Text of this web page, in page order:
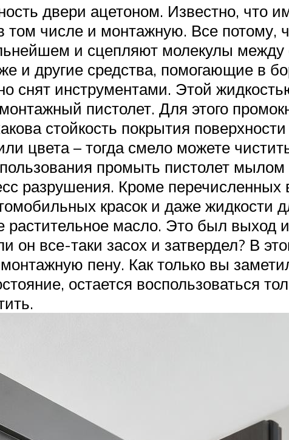
двери ацетоном. Известно, что
том числе и монтажную. Все потому,
и сцепляют молекулы
и другие средства, помогающие в
снят инструментами. Этой
пистолет. Для этого
стойкость покрытия
цвета – тогда смело можете
промыть пистолет
разрушения. Кроме
красок и даже жидкости
растительное масло. Это был выход
он все-таки засох и затвердел? В
пену. Как только вы
остается воспользоваться